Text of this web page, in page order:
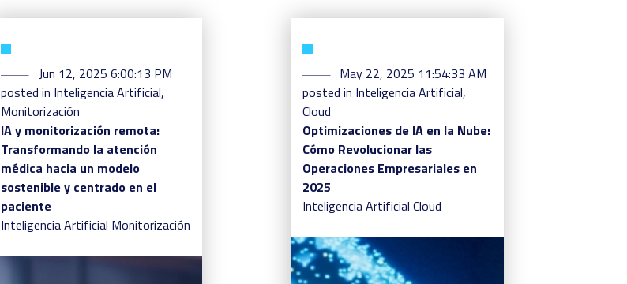
Jun 12, 2025 6:00:13 PM
posted in Inteligencia Artificial,
Monitorización
IA y monitorización remota:
Transformando la atención
médica hacia un modelo
sostenible y centrado en el
paciente
Inteligencia Artificial Monitorización
May 22, 2025 11:54:33 AM
posted in Inteligencia Artificial,
Cloud
Optimizaciones de IA en la Nube:
Cómo Revolucionar las
Operaciones Empresariales en
2025
Inteligencia Artificial Cloud